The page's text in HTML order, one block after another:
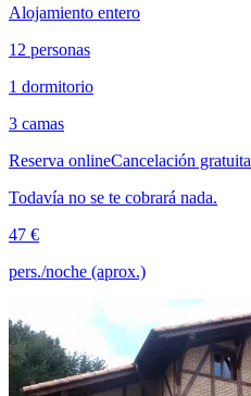
Alojamiento entero
12 personas
1 dormitorio
3 camas
Reserva onlineCancelación gratuita
Todavía no se te cobrará nada.
47 €
pers./noche (aprox.)